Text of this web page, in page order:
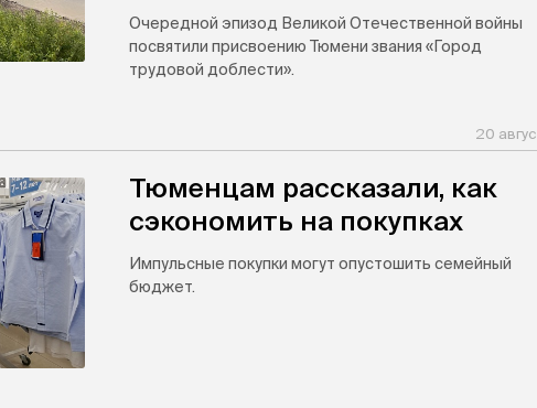
Очередной эпизод Великой Отечественной войны
посвятили присвоению Тюмени звания «Город
трудовой доблести».
20
Тюменцам рассказали, как
сэкономить на покупках
Импульсные покупки могут опустошить семейный
бюджет.